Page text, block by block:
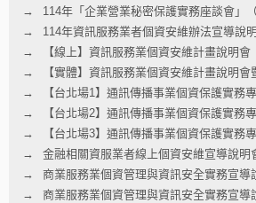
114年「企業營業秘密保護實務座談會」（
114年資訊服務業者個資安維辦法宣導說
【線上】資訊服務業個資安維計畫說明會
【實體】資訊服務業個資安維計畫說明會
【台北場1】通訊傳播事業個資保護實務
【台北場2】通訊傳播事業個資保護實務
【台北場3】通訊傳播事業個資保護實務
金融相關資服業者線上個資安維宣導說明
商業服務業個資管理與資訊安全實務宣導
商業服務業個資管理與資訊安全實務宣導